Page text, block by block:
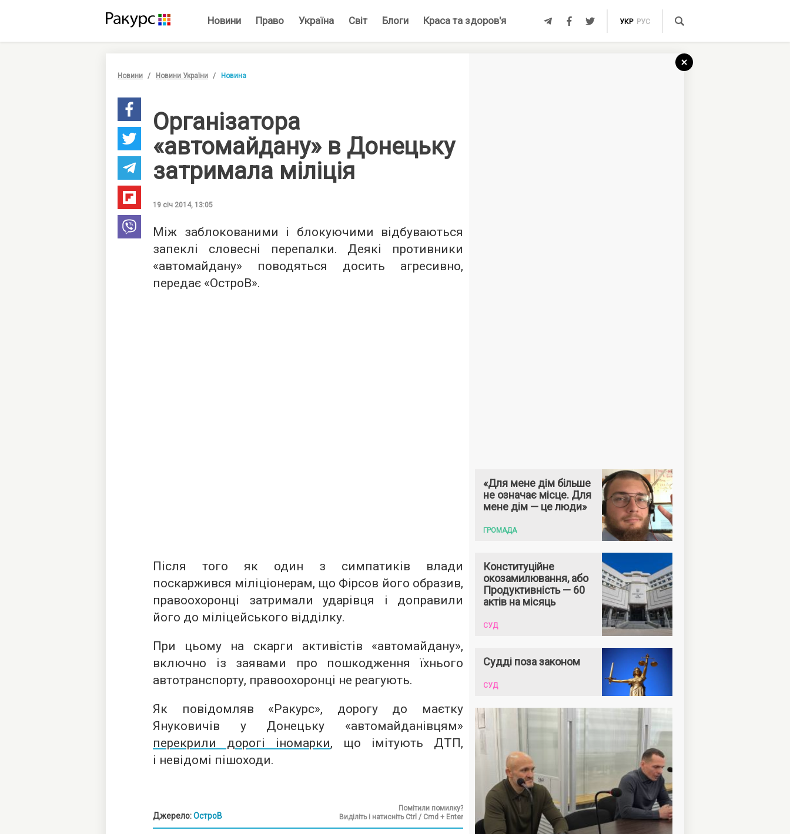
Новини Право Україна Світ Блоги Краса та здоров'я УКР РУС
Новини Новини України Новина
Організатора
«автомайдану» в Донецьку
затримала міліція
19 січ 2014, 13:05
Між заблокованими і блокуючими відбуваються
запеклі словесні перепалки. Деякі противники
«автомайдану» поводяться досить агресивно,
передає «ОстроВ».
Після того як один з симпатиків влади
поскаржився міліціонерам, що Фірсов його образив,
правоохоронці затримали ударівця і доправили
його до міліцейського відділку.
При цьому на скарги активістів «автомайдану»,
включно із заявами про пошкодження їхнього
автотранспорту, правоохоронці не реагують.
Як повідомляв «Ракурс», дорогу до маєтку
Януковичів у Донецьку «автомайданівцям»
перекрили дорогі іномарки, що імітують ДТП,
і невідомі пішоходи.
Джерело:ОстроВ
Помітили помилку?
Виділіть і натисніть Ctrl / Cmd + Enter
«Для мене дім більше
не означає місце. Для
мене дім — це люди»
ГРОМАДА
Конституційне
окозамилювання, або
Продуктивність — 60
актів на місяць
СУД
Судді поза законом
СУД